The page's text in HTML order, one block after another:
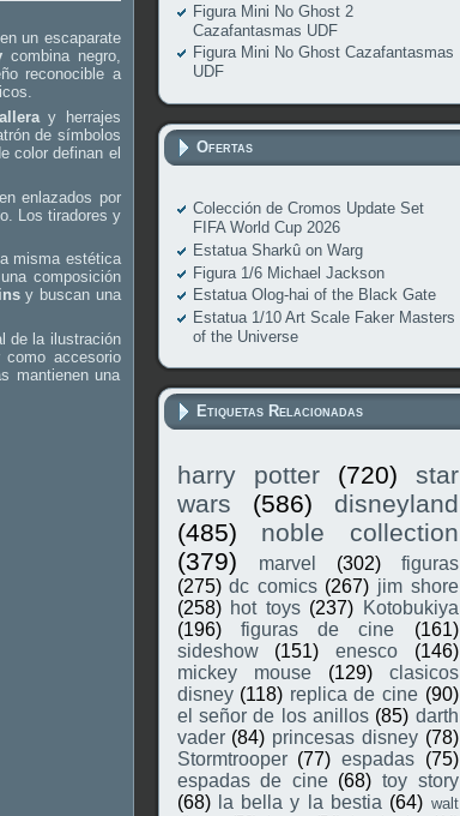
un escaparate
combina negro,
reconocible a
y herrajes
de símbolos
color definan el
enlazados por
Los tiradores y
misma estética
composición
y buscan una
de la ilustración
accesorio
mantienen una
Figura Mini No Ghost 2
Cazafantasmas UDF
Figura Mini No Ghost Cazafantasmas
UDF
Ofertas
Colección de Cromos Update Set
FIFA World Cup 2026
Estatua Sharkû on Warg
Figura 1/6 Michael Jackson
Estatua Olog-hai of the Black Gate
Estatua 1/10 Art Scale Faker Masters
of the Universe
Etiquetas Relacionadas
harry potter (720)
star
wars
(586)
disneyland
(485)
noble collection
(379)
marvel (302)
figuras
(275) dc comics (267) jim shore
(258) hot toys (237) Kotobukiya
(196)
figuras de cine
(161)
sideshow
(151) enesco
(146)
mickey mouse
(129)
clasicos
disney (118) replica de cine (90)
el señor de los anillos (85) darth
vader (84) princesas disney (78)
Stormtrooper (77) espadas (75)
espadas de cine (68) toy story
(68)
la bella y la bestia (64) walt